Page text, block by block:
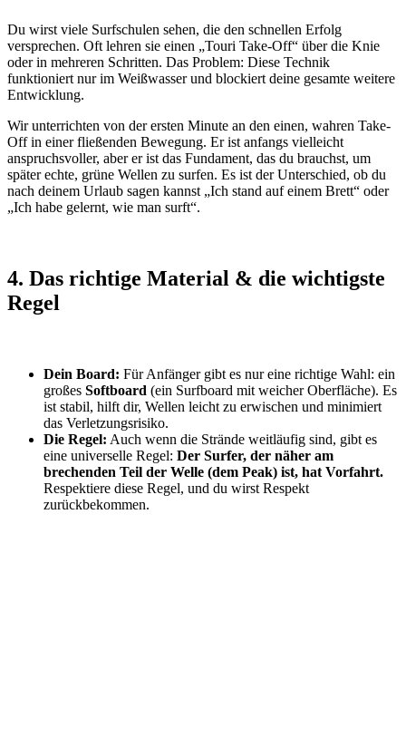
Du wirst viele Surfschulen sehen, die den schnellen Erfolg
versprechen. Oft lehren sie einen „Touri Take-Off“ über die Knie
oder in mehreren Schritten. Das Problem: Diese Technik
funktioniert nur im Weißwasser und blockiert deine gesamte weitere
Entwicklung.
Wir unterrichten von der ersten Minute an den einen, wahren Take-
Off in einer fließenden Bewegung. Er ist anfangs vielleicht
anspruchsvoller, aber er ist das Fundament, das du brauchst, um
später echte, grüne Wellen zu surfen. Es ist der Unterschied, ob du
nach deinem Urlaub sagen kannst „Ich stand auf einem Brett“ oder
„Ich habe gelernt, wie man surft“.
4. Das richtige Material & die wichtigste
Regel
Dein Board: Für Anfänger gibt es nur eine richtige Wahl: ein
großes Softboard (ein Surfboard mit weicher Oberfläche). Es
ist stabil, hilft dir, Wellen leicht zu erwischen und minimiert
das Verletzungsrisiko.
Die Regel: Auch wenn die Strände weitläufig sind, gibt es
eine universelle Regel: Der Surfer, der näher am
brechenden Teil der Welle (dem Peak) ist, hat Vorfahrt.
Respektiere diese Regel, und du wirst Respekt
zurückbekommen.